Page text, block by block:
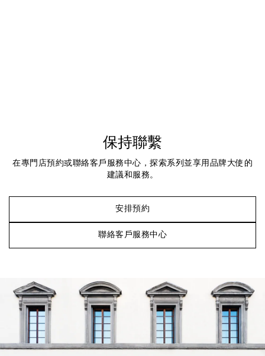
保持聯繫
在專門店預約或聯絡客戶服務中心，探索系列並享用品牌大使的
建議和服務。
安排預約
聯絡客戶服務中心